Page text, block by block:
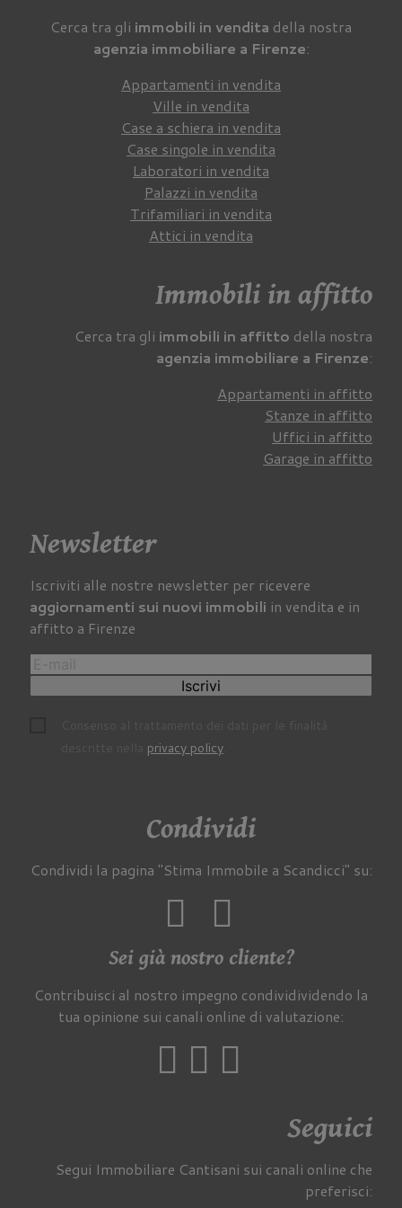
Cerca tra gli immobili in vendita della nostra
agenzia immobiliare a Firenze:
Appartamenti in vendita
Ville in vendita
Case a schiera in vendita
Case singole in vendita
Laboratori in vendita
Palazzi in vendita
Trifamiliari in vendita
Attici in vendita
Immobili in affitto
Cerca tra gli immobili in affitto della nostra
agenzia immobiliare a Firenze:
Appartamenti in affitto
Stanze in affitto
Uffici in affitto
Garage in affitto
Newsletter
Iscriviti alle nostre newsletter per ricevere
aggiornamenti sui nuovi immobili in vendita e in
affitto a Firenze
Iscrivi
privacy policy.
Condividi
Condividi la pagina "Stima Immobile a Scandicci" su:
Sei già nostro cliente?
Contribuisci al nostro impegno condividividendo la
tua opinione sui canali online di valutazione:
Seguici
Segui Immobiliare Cantisani sui canali online che
preferisci: